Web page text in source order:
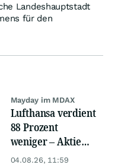
Landeshauptstadt
für den
Mayday im MDAX
Lufthansa verdient
88 Prozent
weniger – Aktie
crasht zweistellig
04.08.26, 11:59